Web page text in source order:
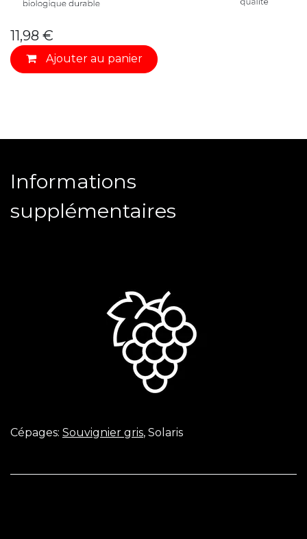
11,98 €
Ajouter au panier
Informations
supplémentaires
Cépages: ​Souvignier gris, Solaris